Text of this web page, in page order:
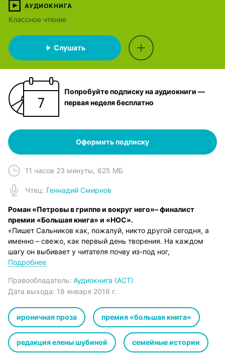
АУДИОКНИГА
Классное чтение
Слушать
Попробуйте подписку на аудиокниги —
первая неделя бесплатно
Оформить подписку
11 часов 23 минуты, 625 МБ
Чтец: Геннадий Смирнов
Роман «Петровы в гриппе и вокруг него»– финалист
премии «Большая книга» и «НОС».
«Пишет Сальников как, пожалуй, никто другой сегодня, а
именно – свежо, как первый день творения. На каждом
шагу он выбивает у читателя почву из-под ног,
расшатывает натренированный многолетним чтением
Все случайные знаки, встреченные гриппующими
Петровыми в их болезненном полубреду, собираются в
щелей начинает сочиться такая развеселая хтонь и
инфернальная жуть, что Мамлеев с Горчевым дружно
пускаются в пляс, а Гоголь с Булгаковым аплодируют.
Поразительный, единственный в своем роде язык,
Подробнее
Правообладатель: Аудиокнига (АСТ)
Дата выхода: 18 января 2018 г.
ироничная проза премия «большая книга»
редакция елены шубиной семейные истории